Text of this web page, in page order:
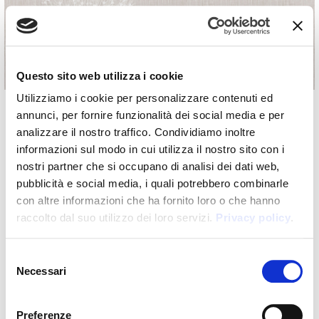
Questo sito web utilizza i cookie
Utilizziamo i cookie per personalizzare contenuti ed
annunci, per fornire funzionalità dei social media e per
analizzare il nostro traffico. Condividiamo inoltre
informazioni sul modo in cui utilizza il nostro sito con i
nostri partner che si occupano di analisi dei dati web,
pubblicità e social media, i quali potrebbero combinarle
con altre informazioni che ha fornito loro o che hanno
raccolto dal suo utilizzo dei loro servizi. Privacy policy.
delNecessari
Preferenze
Classico
Classico
Lo stile classico non teme il trascorrere del
tempo
La carta da parati classica conferisce all'ambiente un
tocco di eleganza senza tempo. Un evergreen che
moderne.
Scopri i prodotti in stile Classico